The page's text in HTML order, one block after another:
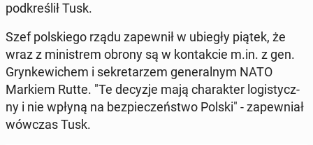
pod­kre­ślił Tusk.
Szef pol­skie­go rządu za­pew­nił w ubiegły piątek, że
wraz z mi­ni­strem obrony są w kon­tak­cie m.in. z gen.
Gryn­ke­wi­chem i se­kre­ta­rzem ge­ne­ral­nym NATO
Markiem Rutte. "Te decyzje mają cha­rak­ter lo­gi­stycz­
ny i nie wpłyną na bez­pie­czeń­stwo Polski" - za­pew­niał
wówczas Tusk.